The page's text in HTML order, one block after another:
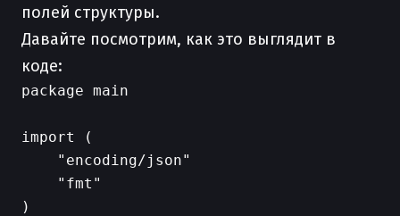
полей структуры.
Давайте посмотрим, как это выглядит в
коде:
package main
import (
    "encoding/json"
    "fmt"
)